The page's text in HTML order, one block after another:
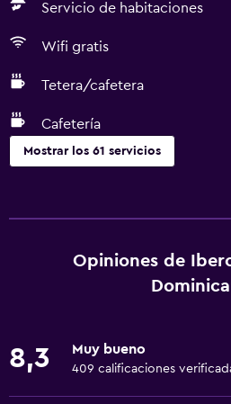
Servicio de habitaciones
Wifi gratis
Tetera/cafetera
Cafetería
Mostrar los 61 servicios
Wifi gratis
Wifi disponible en todas las
Alarma de humo
Aire acondicionado
Opiniones de
8,3 Muy bueno
409 calificaciones